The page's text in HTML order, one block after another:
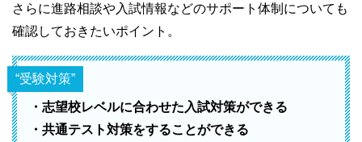
さらに進路相談や入試情報などのサポート体制についても
確認しておきたいポイント。
“受験対策”
・志望校レベルに合わせた入試対策ができる
・共通テスト対策をすることができる